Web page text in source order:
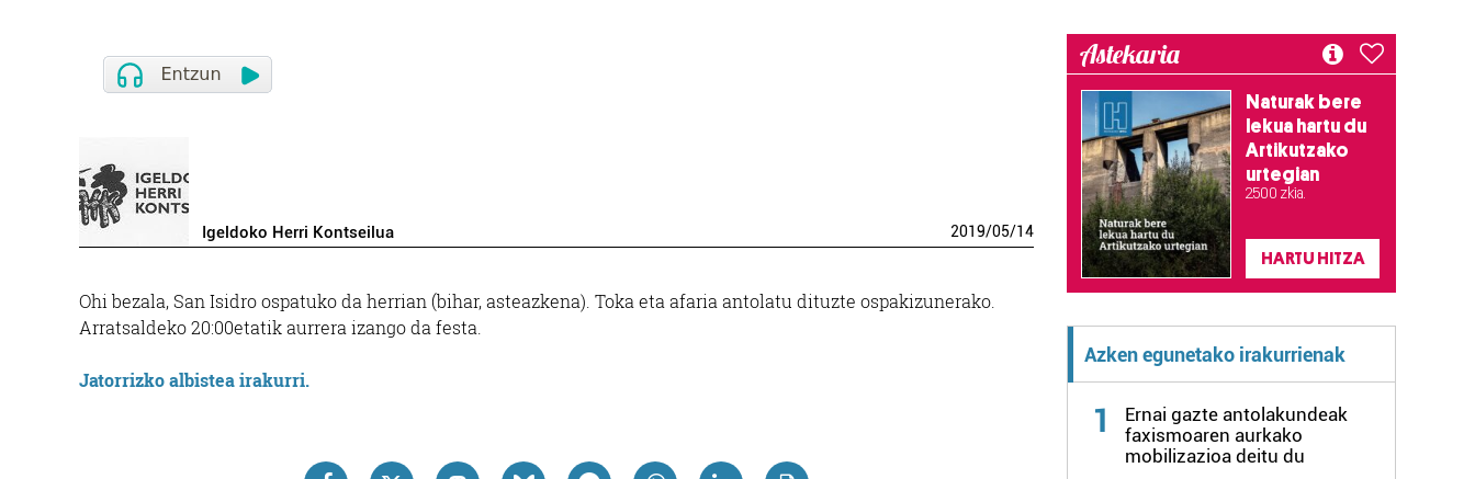
Igeldoko Herri Kontseilua 2019/05/14
Ohi bezala, San Isidro ospatuko da herrian (bihar, asteazkena). Toka eta afaria antolatu dituzte ospakizunerako.
Arratsaldeko 20:00etatik aurrera izango da festa.
Jatorrizko albistea irakurri.
Astekaria
Naturak bere
lekua hartu du
Artikutzako
urtegian
2.500 zkia.
HARTU HITZA
Azken egunetako irakurrienak
1
Ernai gazte antolakundeak
faxismoaren aurkako
mobilizazioa deitu du